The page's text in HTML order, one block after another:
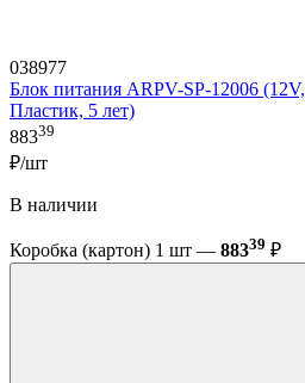
038977
Блок питания ARPV-SP-12006
Пластик, 5 лет)
88339
₽/шт
В наличии
Коробка (картон) 1 шт — 88339 ₽